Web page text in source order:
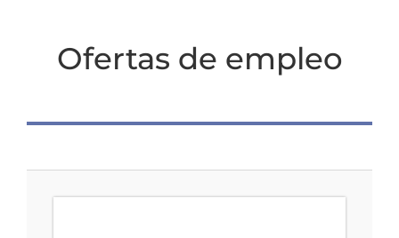
Ofertas de empleo